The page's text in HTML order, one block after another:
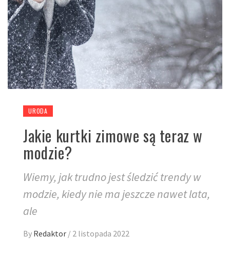
URODA
Jakie kurtki zimowe są teraz w
modzie?
Wiemy, jak trudno jest śledzić trendy w
modzie, kiedy nie ma jeszcze nawet lata,
ale
By Redaktor / 2 listopada 2022